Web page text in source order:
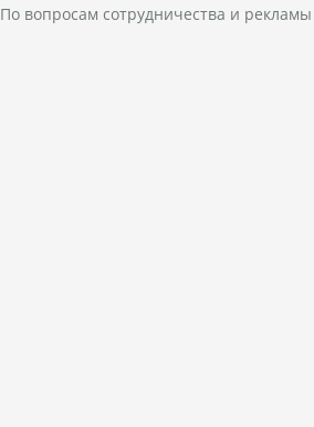
По вопросам сотрудничества и